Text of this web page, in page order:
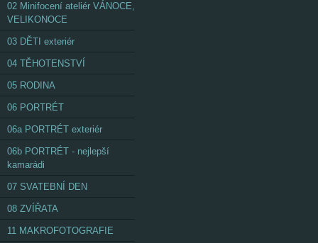
02 Minifocení ateliér VÁNOCE,
VELIKONOCE
03 DĚTI exteriér
04 TĚHOTENSTVÍ
05 RODINA
06 PORTRÉT
06a PORTRÉT exteriér
06b PORTRÉT - nejlepší
kamarádi
07 SVATEBNÍ DEN
08 ZVÍŘATA
11 MAKROFOTOGRAFIE